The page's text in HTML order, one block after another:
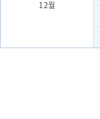
12월